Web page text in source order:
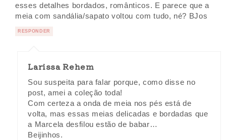
esses detalhes bordados, românticos. E parece que a
meia com sandália/sapato voltou com tudo, né? BJos
RESPONDER
Larissa Rehem
Sou suspeita para falar porque, como disse no
post, amei a coleção toda!
Com certeza a onda de meia nos pés está de
volta, mas essas meias delicadas e bordadas que
a Marcela desfilou estão de babar…
Beijinhos.